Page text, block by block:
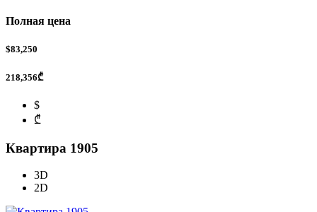
Полная цена
$83,250
218,356₾
$
₾
Квартира 1905
3D
2D